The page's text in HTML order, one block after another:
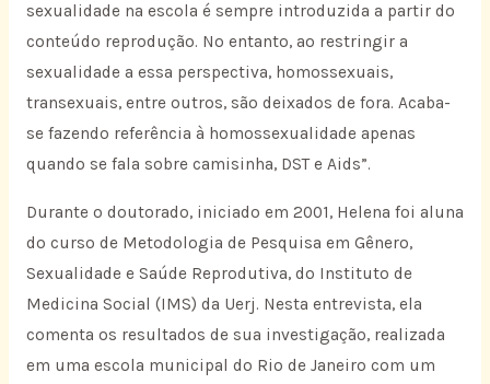
sexualidade na escola é sempre introduzida a partir do
conteúdo reprodução. No entanto, ao restringir a
sexualidade a essa perspectiva, homossexuais,
transexuais, entre outros, são deixados de fora. Acaba-
se fazendo referência à homossexualidade apenas
quando se fala sobre camisinha, DST e Aids”.
Durante o doutorado, iniciado em 2001, Helena foi aluna
do curso de Metodologia de Pesquisa em Gênero,
Sexualidade e Saúde Reprodutiva, do Instituto de
Medicina Social (IMS) da Uerj. Nesta entrevista, ela
comenta os resultados de sua investigação, realizada
em uma escola municipal do Rio de Janeiro com um